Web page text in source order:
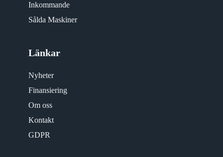
Inkommande
Sålda Maskiner
Länkar
Nyheter
Finansiering
Om oss
Kontakt
GDPR